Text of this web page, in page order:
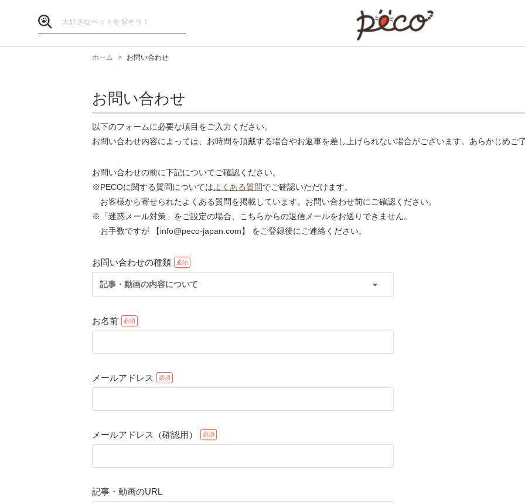
ホーム お問い合わせ
お問い合わせ
以下のフォームに必要な項目をご入力ください。
お問い合わせ内容によっては、お時間を頂戴する場合やお返事を差し上げられない場合がございます。あらかじめご
お問い合わせの前に下記についてご確認ください。
※PECOに関する質問についてはよくある質問でご確認いただけます。
お客様から寄せられたよくある質問を掲載しています。お問い合わせ前にご確認ください。
※「迷惑メール対策」をご設定の場合、こちらからの返信メールをお送りできません。
お手数ですが 【info@peco-japan.com】 をご登録後にご連絡ください。
お問い合わせの種類
記事・動画の内容について
お名前
メールアドレス
メールアドレス（確認用）
記事・動画のURL